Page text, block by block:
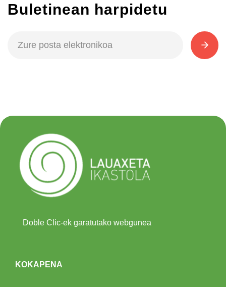
Buletinean harpidetu
Doble Clic-ek garatutako webgunea
KOKAPENA